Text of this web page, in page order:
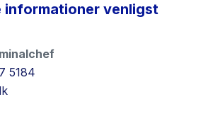
informationer venligst
5184